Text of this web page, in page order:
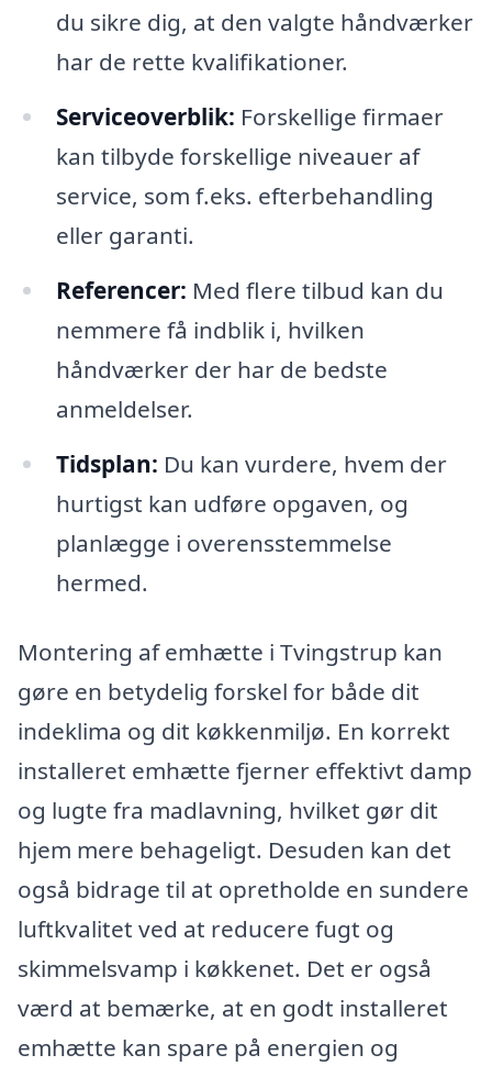
du sikre dig, at den valgte håndværker
har de rette kvalifikationer.
Serviceoverblik: Forskellige firmaer
kan tilbyde forskellige niveauer af
service, som f.eks. efterbehandling
eller garanti.
Referencer: Med flere tilbud kan du
nemmere få indblik i, hvilken
håndværker der har de bedste
anmeldelser.
Tidsplan: Du kan vurdere, hvem der
hurtigst kan udføre opgaven, og
planlægge i overensstemmelse
hermed.
Montering af emhætte i Tvingstrup kan
gøre en betydelig forskel for både dit
indeklima og dit køkkenmiljø. En korrekt
installeret emhætte fjerner effektivt damp
og lugte fra madlavning, hvilket gør dit
hjem mere behageligt. Desuden kan det
også bidrage til at opretholde en sundere
luftkvalitet ved at reducere fugt og
skimmelsvamp i køkkenet. Det er også
værd at bemærke, at en godt installeret
emhætte kan spare på energien og